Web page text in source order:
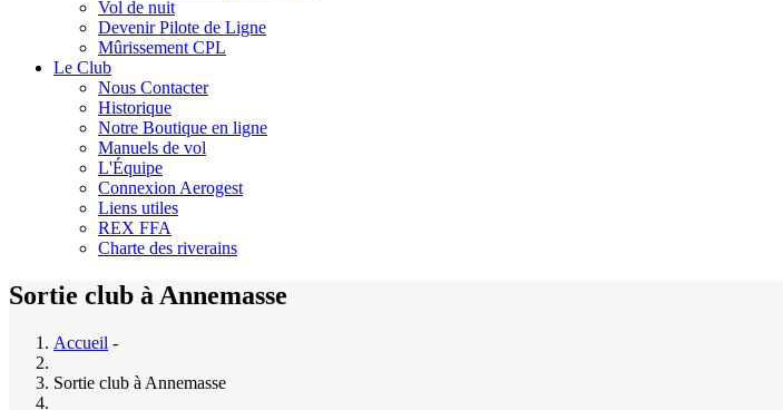
Vol de nuit
Devenir Pilote de Ligne
Mûrissement CPL
Le Club
Nous Contacter
Historique
Notre Boutique en ligne
Manuels de vol
L'Équipe
Connexion Aerogest
Liens utiles
REX FFA
Charte des riverains
Sortie club à Annemasse
Accueil -
Sortie club à Annemasse